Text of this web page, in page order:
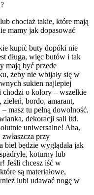
chociaż takie, które mają
mamy jak dopasować
kupić buty dopóki nie
długa, więc butów i tak
mają być przede
żeby nie wbijały się w
sukien najlepiej
chodzi o kolory – wszelkie
zieleń, bordo, amarant,
masz tu pełną dowolność.
dekoracji sali itd.
uniwersalne! Aha,
przy
będzie wyglądała jak
koturny lub
Jeśli chcesz iść w
są materiałowe,
lubi udawać nogę w